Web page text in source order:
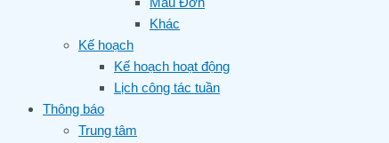
Khác
Kế hoạch
Kế hoạch hoạt động
Lịch công tác tuần
Thông báo
Trung tâm